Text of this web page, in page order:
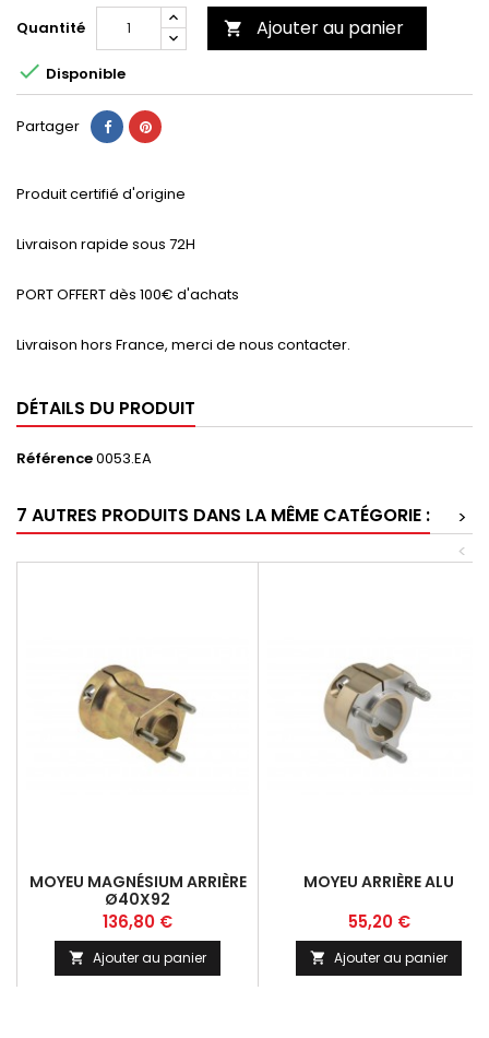
Quantité  Ajouter au panier
 Disponible
Partager
Produit certifié d'origine
Livraison rapide sous 72H
PORT OFFERT dès 100€ d'achats
Livraison hors France, merci de nous contacter.
DÉTAILS DU PRODUIT
Référence0053.EA
7 AUTRES PRODUITS DANS LA MÊME CATÉGORIE :
>
<
MOYEU MAGNÉSIUM ARRIÈRE
Ø40X92
Prix
136,80 €
 Ajouter au panier
MOYEU ARRIÈRE ALU
Prix
55,20 €
 Ajouter au panier